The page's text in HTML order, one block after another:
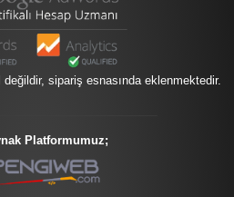
sipariş esnasında eklenmektedir.
Platformumuz;